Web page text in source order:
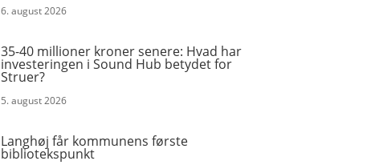
6. august 2026
35-40 millioner kroner senere: Hvad har
investeringen i Sound Hub betydet for
Struer?
5. august 2026
Langhøj får kommunens første
bibliotekspunkt